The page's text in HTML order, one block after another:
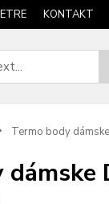
KONTAKT
Termo body
dámske